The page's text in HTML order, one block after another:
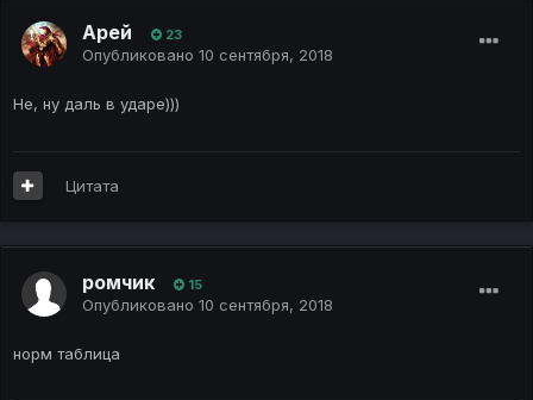
Арей 23
Опубликовано 10 сентября, 2018
Не, ну даль в ударе)))
Цитата
ромчик 15
Опубликовано 10 сентября, 2018
норм таблица